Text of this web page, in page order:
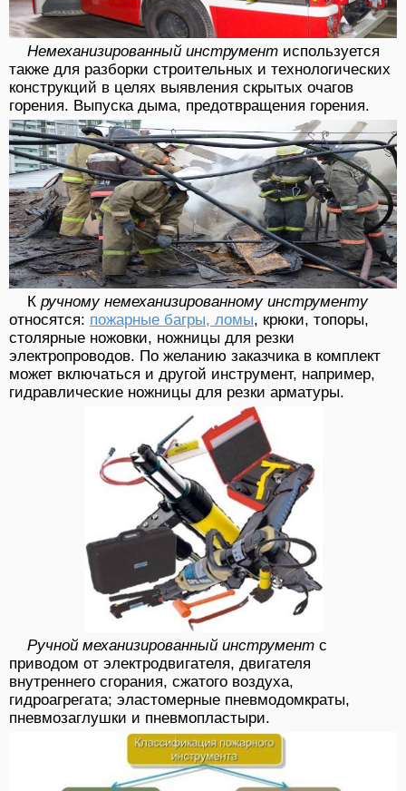
Немеханизированный инструмент используется
также для разборки строительных и технологических
конструкций в целях выявления скрытых очагов
горения. Выпуска дыма, предотвращения горения.
К ручному немеханизированному инструменту
относятся: пожарные багры, ломы, крюки, топоры,
столярные ножовки, ножницы для резки
электропроводов. По желанию заказчика в комплект
может включаться и другой инструмент, например,
гидравлические ножницы для резки арматуры.
Ручной механизированный инструмент с
приводом от электродвигателя, двигателя
внутреннего сгорания, сжатого воздуха,
гидроагрегата; эластомерные пневмодомкраты,
пневмозаглушки и пневмопластыри.